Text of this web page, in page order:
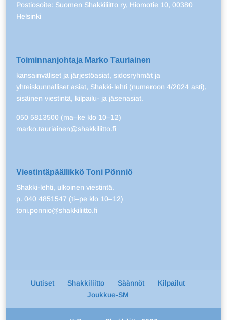
Postiosoite: Suomen Shakkiliitto ry, Hiomotie 10, 00380
Helsinki
Toiminnanjohtaja Marko Tauriainen
kansainväliset ja järjestöasiat, sidosryhmät ja
yhteiskunnalliset asiat, Shakki-lehti (numeroon 4/2024 asti),
sisäinen viestintä, kilpailu- ja jäsenasiat.
050 5813500 (ma–ke klo 10–12)
marko.tauriainen@shakkiliitto.fi
Viestintäpäällikkö Toni Pönniö
Shakki-lehti, ulkoinen viestintä.
p. 040 4851547 (ti–pe klo 10–12)
toni.ponnio@shakkiliitto.fi
Uutiset Shakkiliitto Säännöt
Kilpailut
Joukkue-SM